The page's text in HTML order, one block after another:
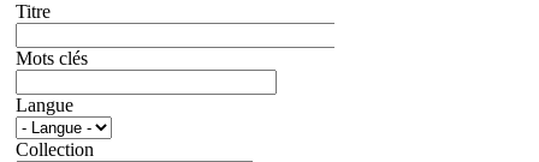
Titre
Mots clés
Langue
Collection